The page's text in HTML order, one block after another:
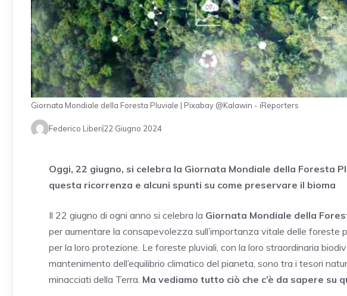
Giornata Mondiale della Foresta Pluviale | Pixabay @Kalawin - iReporters
Federico Liberi22 Giugno 2024
Oggi, 22 giugno, si celebra la Giornata Mondiale della Foresta
questa ricorrenza e alcuni spunti su come preservare il bioma
Il 22 giugno di ogni anno si celebra la Giornata Mondiale della
per aumentare la consapevolezza sull’importanza vitale delle foreste
per la loro protezione. Le foreste pluviali, con la loro straordinaria
mantenimento dell’equilibrio climatico del pianeta, sono tra i tesori
minacciati della Terra. Ma vediamo tutto ciò che c’è da sapere